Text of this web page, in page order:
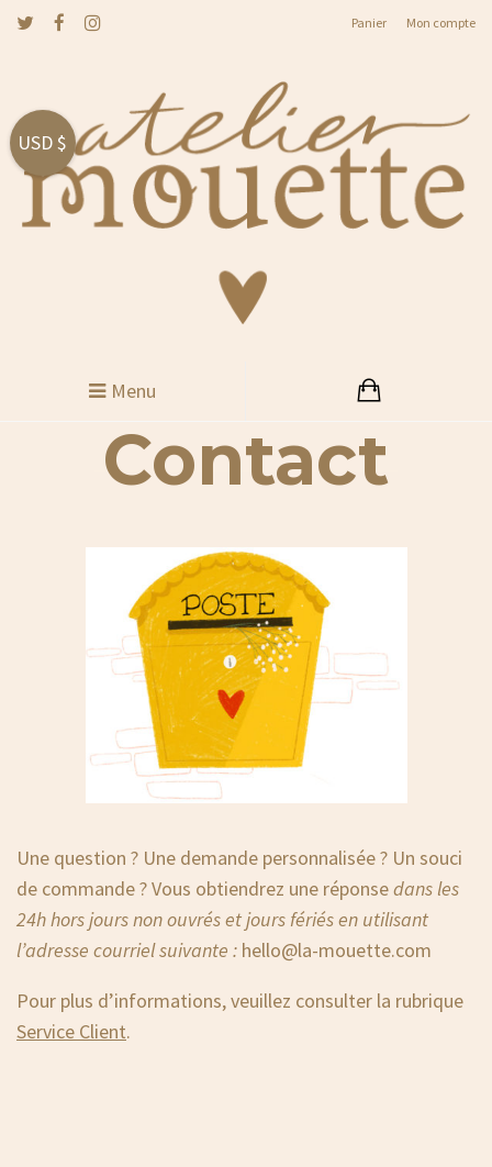
Mon compte
Panier
Menu
Contact
Une question ? Une demande personnalisée ? Un souci
de commande ? Vous obtiendrez une réponsedans les
24h hors jours non ouvrés et jours fériés en utilisant
l’adresse courriel suivante : hello@la-mouette.com
Pour plus d’informations, veuillez consulter la rubrique
Service Client.
USD $